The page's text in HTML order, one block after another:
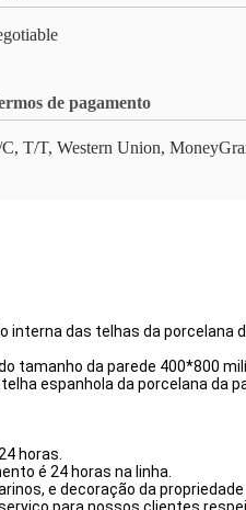
de pagamento
T/T, Western Union,
das telhas da porcelana
tamanho da parede 400*800
espanhola da porcelana da
horas.
é 24 horas na linha.
e decoração da